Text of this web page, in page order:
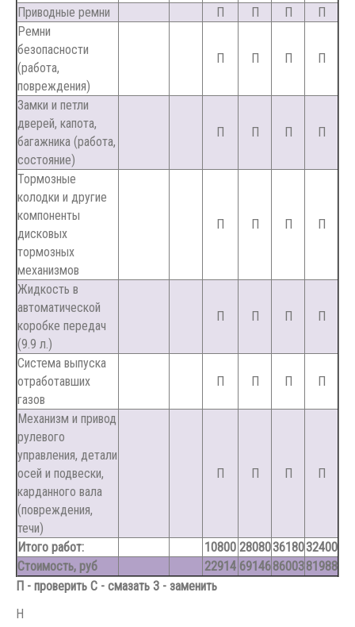
Приводные ремни
П П П
П
Ремни
безопасности
(работа,
повреждения)
П П П П
Замки и петли
дверей, капота,
багажника (работа,
состояние)
П П П П
Тормозные
колодки и другие
компоненты
дисковых
тормозных
механизмов
П П П П
Жидкость в
автоматической
коробке передач
(9.9 л.)
П П П П
Система выпуска
отработавших
газов
П П П П
Механизм и привод
рулевого
управления, детали
осей и подвески,
карданного вала
(повреждения,
течи)
П П П П
Итого работ: 10800 280803618032400
Стоимость, руб
22914 691468600381988
П - проверить С - смазать З - заменить
Н